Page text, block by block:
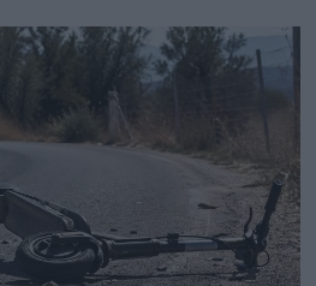
ΗΛΕΚΤΡΟΚΙΝΗΣΗ